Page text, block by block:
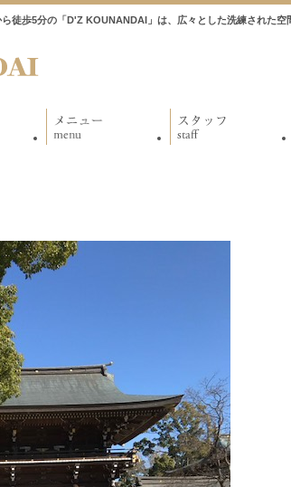
徒歩5分の「D'Z KOUNANDAI」は、広々とした洗練された空